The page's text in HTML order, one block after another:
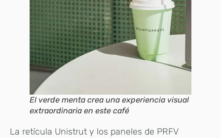
El verde menta crea una experiencia visual
extraordinaria en este café
La retícula Unistrut y los paneles de PRFV